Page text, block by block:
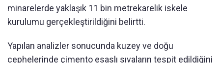
minarelerde yaklaşık 11 bin metrekarelik iskele
kurulumu gerçekleştirildiğini belirtti.
Yapılan analizler sonucunda kuzey ve doğu
cephelerinde çimento esaslı sıvaların tespit edildiğini